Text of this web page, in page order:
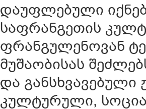
დაუფლებული
საფრანგეთის
ფრანგულენოვან
მუშაობისას
და განსხვავებული
კულტურული,